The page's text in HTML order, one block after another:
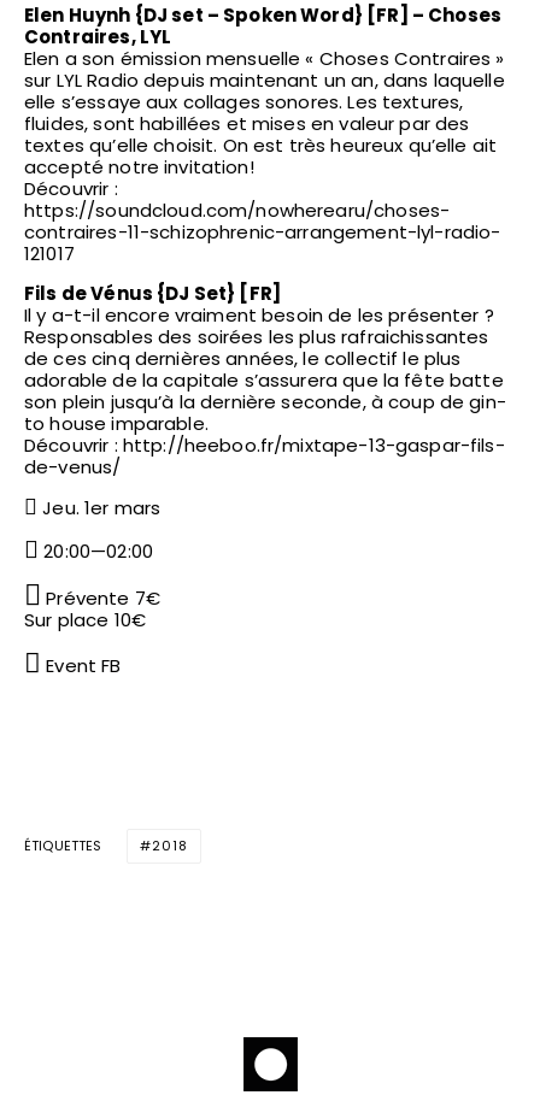
Elen Huynh {DJ set – Spoken Word} [FR] – Choses
Contraires, LYL
Elen a son émission mensuelle « Choses Contraires »
sur LYL Radio depuis maintenant un an, dans laquelle
elle s’essaye aux collages sonores. Les textures,
fluides, sont habillées et mises en valeur par des
textes qu’elle choisit. On est très heureux qu’elle ait
accepté notre invitation!
Découvrir :
https://soundcloud.com/nowherearu/choses-
contraires-11-schizophrenic-arrangement-lyl-radio-
121017
Fils de Vénus {DJ Set} [FR]
Il y a-t-il encore vraiment besoin de les présenter ?
Responsables des soirées les plus rafraichissantes
de ces cinq dernières années, le collectif le plus
adorable de la capitale s’assurera que la fête batte
son plein jusqu’à la dernière seconde, à coup de gin-
to house imparable.
Découvrir : http://heeboo.fr/mixtape-13-gaspar-fils-
de-venus/
Jeu. 1er mars
20:00—02:00
Prévente 7€
Sur place 10€
Event FB
ÉTIQUETTES 2018